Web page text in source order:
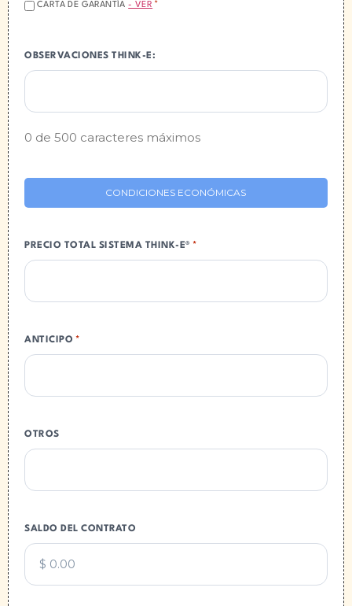
ACEPTACIÓN:
CARTA DE GARANTÍA- VER *
OBSERVACIONES THINK-E:
0 de 500 caracteres máximos
CONDICIONES ECONÓMICAS
PRECIO TOTAL SISTEMA THINK-E® *
ANTICIPO *
OTROS
SALDO DEL CONTRATO